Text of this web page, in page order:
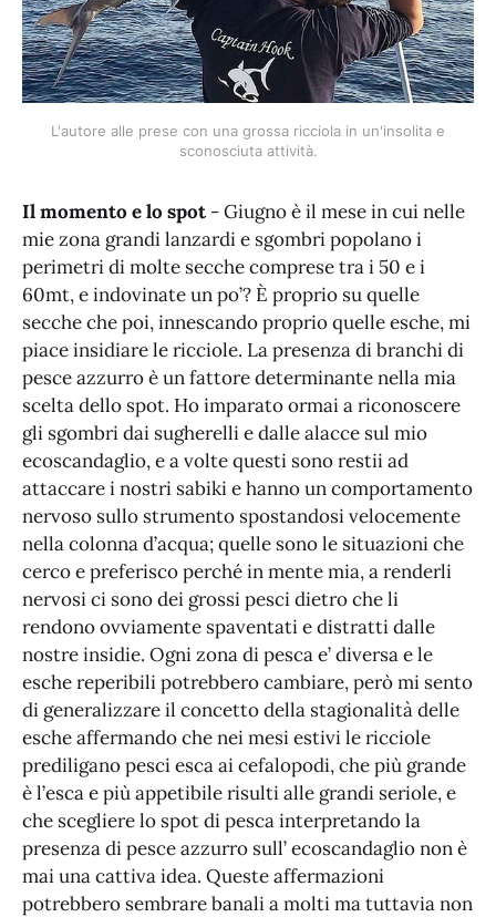
L'autore alle prese con una grossa ricciola in un'insolita e
sconosciuta attività.
Il momento e lo spot - Giugno è il mese in cui nelle
mie zona grandi lanzardi e sgombri popolano i
perimetri di molte secche comprese tra i 50 e i
60mt, e indovinate un po’? È proprio su quelle
secche che poi, innescando proprio quelle esche, mi
piace insidiare le ricciole. La presenza di branchi di
pesce azzurro è un fattore determinante nella mia
scelta dello spot. Ho imparato ormai a riconoscere
gli sgombri dai sugherelli e dalle alacce sul mio
ecoscandaglio, e a volte questi sono restii ad
attaccare i nostri sabiki e hanno un comportamento
nervoso sullo strumento spostandosi velocemente
nella colonna d’acqua; quelle sono le situazioni che
cerco e preferisco perché in mente mia, a renderli
nervosi ci sono dei grossi pesci dietro che li
rendono ovviamente spaventati e distratti dalle
nostre insidie. Ogni zona di pesca e’ diversa e le
esche reperibili potrebbero cambiare, però mi sento
di generalizzare il concetto della stagionalità delle
esche affermando che nei mesi estivi le ricciole
prediligano pesci esca ai cefalopodi, che più grande
è l’esca e più appetibile risulti alle grandi seriole, e
che scegliere lo spot di pesca interpretando la
presenza di pesce azzurro sull’ ecoscandaglio non è
mai una cattiva idea. Queste affermazioni
potrebbero sembrare banali a molti ma tuttavia non